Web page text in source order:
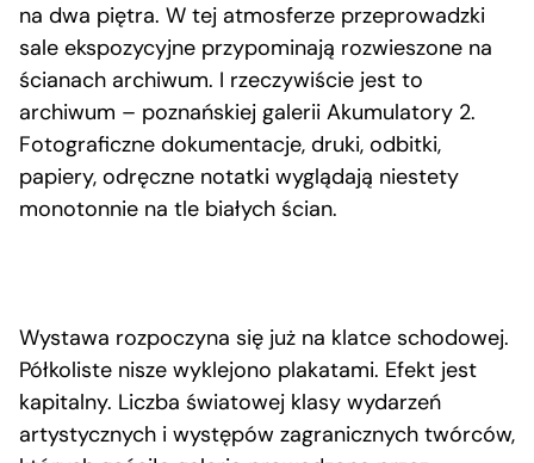
na dwa piętra. W tej atmosferze przeprowadzki
sale ekspozycyjne przypominają rozwieszone na
ścianach archiwum. I rzeczywiście jest to
archiwum – poznańskiej galerii Akumulatory 2.
Fotograficzne dokumentacje, druki, odbitki,
papiery, odręczne notatki wyglądają niestety
monotonnie na tle białych ścian.
Wystawa rozpoczyna się już na klatce schodowej.
Półkoliste nisze wyklejono plakatami. Efekt jest
kapitalny. Liczba światowej klasy wydarzeń
artystycznych i występów zagranicznych twórców,